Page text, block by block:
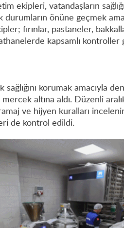
ekipleri, vatandaşların
önüne geçmek
fırınlar, pastaneler,
kapsamlı kontroller
sağlığını korumak amacıyla
mercek altına aldı. Düzenli
ve hijyen kuralları
de kontrol edildi.